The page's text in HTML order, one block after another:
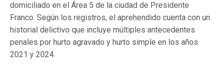
domiciliado en el Área 5 de la ciudad de Presidente
Franco. Según los registros, el aprehendido cuenta con un
historial delictivo que incluye múltiples antecedentes
penales por hurto agravado y hurto simple en los años
2021 y 2024.